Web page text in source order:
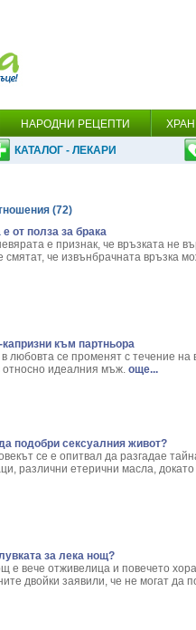
НАРОДНИ РЕЦЕПТИ
КАТАЛОГ - ЛЕКАРИ
(72)
от полза за брака
е признак, че връзката не
смятат, че извънбрачната връзка
към партньора
любовта се променят с течение
относно идеалния мъж. още...
подобри сексуалния живот?
се е опитвал да разгадае
различни етерични масла, докато
за лека нощ?
е вече отживелица и повечето
двойки заявили, че не могат да